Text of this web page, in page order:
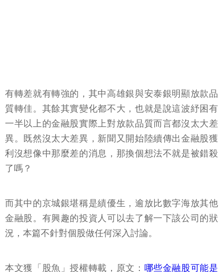
有轉差就有轉強的，其中高雄銀與安泰銀明顯放款品
質轉佳。其餘其實變化都不大，也就是說這波紓困有
一半以上的金融股實際上對放款品質而言都沒太大差
異。既然沒太大差異，新聞又開始陸續傳出金融股獲
利沒想像中那麼差的消息，那換個想法不就是被錯殺
了嗎？
而其中的京城銀堪稱是績優生，逾放比數字海放其他
金融股。有興趣的投資人可以去了解一下該公司的狀
況，本篇不針對個股做任何深入討論。
本文獲「股魚」授權轉載，原文： 哪些金融股可能是